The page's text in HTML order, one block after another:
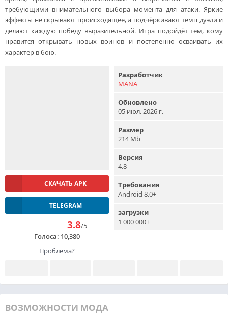
требующими внимательного выбора момента для атаки. Яркие
эффекты не скрывают происходящее, а подчёркивают темп дуэли и
делают каждую победу выразительной. Игра подойдёт тем, кому
нравится открывать новых воинов и постепенно осваивать их
характер в бою.
СКАЧАТЬ APK
TELEGRAM
3.8/5
Голоса: 10,380
Проблема?
Разработчик
MANA
Обновлено
05 июл. 2026 г.
Размер
214 Mb
Версия
4.8
Требования
Android 8.0+
загрузки
1 000 000+
ВОЗМОЖНОСТИ МОДА